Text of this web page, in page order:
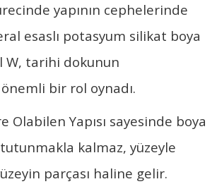
yapının cephelerinde
esaslı potasyum silikat boya
W, tarihi dokunun
bir rol oynadı.
Olabilen Yapısı sayesinde boya
kalmaz, yüzeyle
parçası haline gelir.